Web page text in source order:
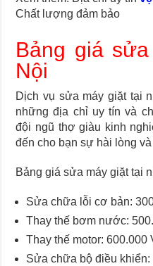
Chất lượng đảm bảo
Bảng giá
Nội
Dịch vụ sửa máy giặt tại
những địa chỉ uy tín và
đội ngũ thợ giàu kinh
đến cho bạn sự hài lòng
Bảng giá sửa máy giặt tại
Sửa chữa lỗi cơ bản:
Thay thế bơm nước:
Thay thế motor: 600.000
Sửa chữa bộ điều khiển: